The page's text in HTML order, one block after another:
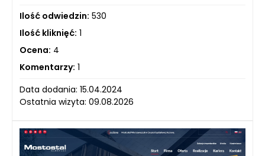
Ilość odwiedzin: 530
Ilość kliknięć: 1
Ocena: 4
Komentarzy: 1
Data dodania: 15.04.2024
Ostatnia wizyta: 09.08.2026